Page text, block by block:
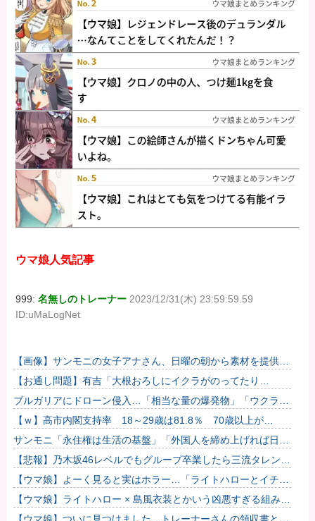
ウマ娘人気記事
999:名無しのトレーナー 2023/12/31(木) 23:59:59.59
ID:uMaLogNet
【画像】サンモニの女子アナさん、日曜の朝から素材を提供し
てしまう
【お通し問題】有吉「大根おろしにイクラがのってたり
さ、“嫌だ…”ってなる」←これぶっちゃけ共感できるよな？
ブルガリアにドローン侵入…「相当な量の爆発物」「ウクライ
ナ軍がよく使う機種」
【ｗ】高市内閣支持率 18～29歳は81.8％ 70歳以上が
48.1％（← 最低）
サンモニ「永住権は生活の基盤」「外国人を締め上げれば日本
人が生きやすくなる発想間違い」「ヘイト」
【悲報】乃木坂46レベルでもグループ卒業したら三流タレント
扱いになる
【ウマ娘】よーく見ると実はホラー…「ライトハローとイチャ
つくスティルトレ漫画」
【ウマ娘】ライトハロー × 島風衣装とかいう凶悪すぎる組み合
わせｗｗｗ「大変なことに…」